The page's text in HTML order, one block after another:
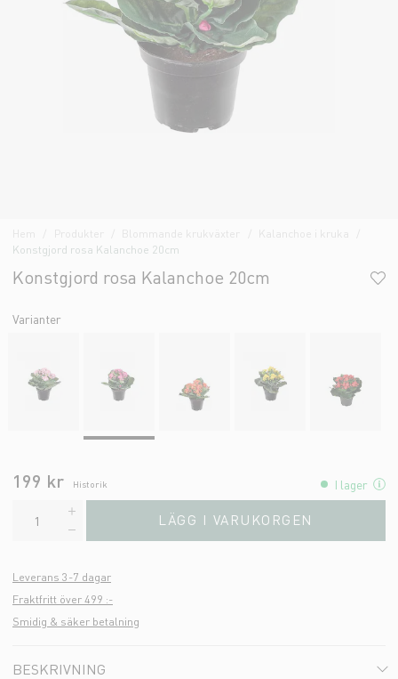
Hem Produkter Blommande krukväxter
Konstgjord rosa Kalanchoe 20cm
Konstgjord rosa Kalanchoe 20cm
Varianter
199 kr Historik I lager
LÄGG I VARUKORGEN
Leverans 3-7 dagar
Fraktfritt över 499 :-
Smidig & säker betalning
BESKRIVNING